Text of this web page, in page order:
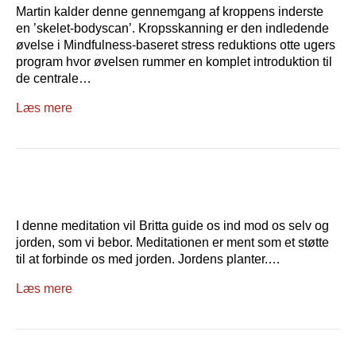
Martin kalder denne gennemgang af kroppens inderste
en ’skelet-bodyscan’. Kropsskanning er den indledende
øvelse i Mindfulness-baseret stress reduktions otte ugers
program hvor øvelsen rummer en komplet introduktion til
de centrale…
Læs mere
I denne meditation vil Britta guide os ind mod os selv og
jorden, som vi bebor. Meditationen er ment som et støtte
til at forbinde os med jorden. Jordens planter.…
Læs mere